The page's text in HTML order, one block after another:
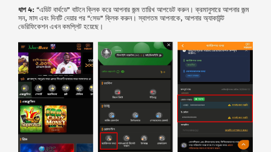
ধাপ4: “এডিট বার্থডে” বাটনে ক্লিক করে আপনার জন্ম তারিখ আপডেট করুন। ক্রমানুসারে আপনার জন্ম
সন, মাস এবং দিনটি দেয়ার পর “সেভ” ক্লিক করুন। স্বাগতম আপনাকে, আপনার অ্যাকাউন্ট
ভেরিফিকেশন এখন কমপ্লিট হয়েছে।